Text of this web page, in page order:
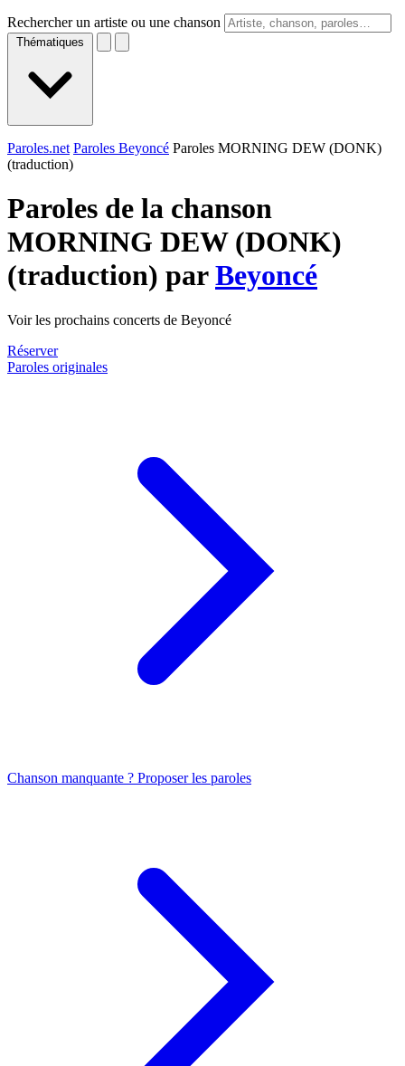
Rechercher un artiste ou une chanson
Thématiques
Paroles.net Paroles Beyoncé Paroles MORNING DEW (DONK)
(traduction)
Paroles de la chanson
MORNING DEW (DONK)
(traduction) parBeyoncé
Voir les prochains concerts de Beyoncé
Réserver
Paroles originales
Chanson manquante ? Proposer les paroles